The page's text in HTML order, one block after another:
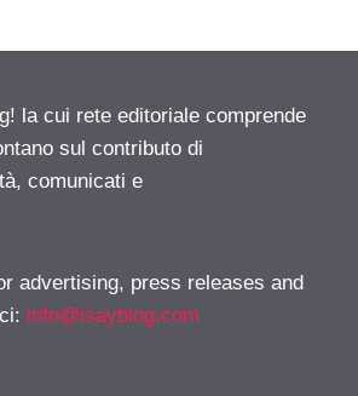
la cui rete editoriale comprende
sul contributo di
comunicati e
advertising, press releases and
: info@isayblog.com